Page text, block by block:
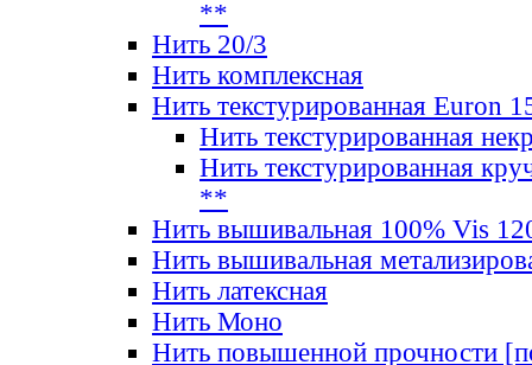
**
Нить 20/3
Нить комплексная
Нить текстурированная Euron
Нить текстурированная
Нить текстурированная
**
Нить вышивальная 100% Vis
Нить вышивальная
Нить латексная
Нить Моно
Нить повышенной прочности